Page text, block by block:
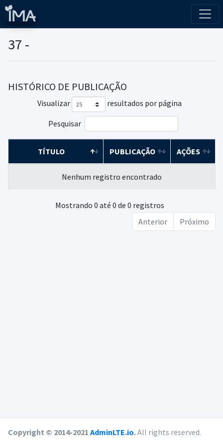
37 -
HISTÓRICO DE PUBLICAÇÃO
Visualizar resultados por página
Pesquisar
TÍTULO PUBLICAÇÃO AÇÕES
Nenhum registro encontrado
Mostrando 0 até 0 de 0 registros
Anterior
Próximo
Copyright © 2014-2021 AdminLTE.io.All rights reserved.